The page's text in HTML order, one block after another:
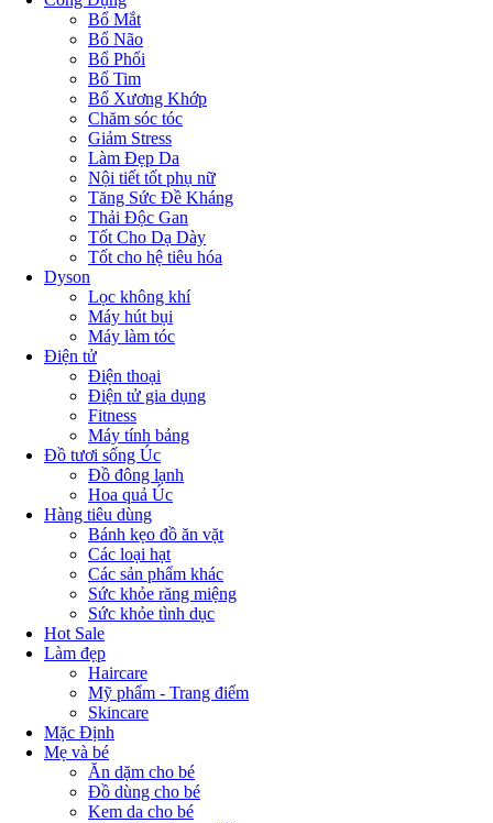
Bổ Mắt
Bổ Não
Bổ Phổi
Bổ Tim
Bổ Xương Khớp
Chăm sóc tóc
Giảm Stress
Làm Đẹp Da
Nội tiết tốt phụ nữ
Tăng Sức Đề Kháng
Thải Độc Gan
Tốt Cho Dạ Dày
Tốt cho hệ tiêu hóa
Dyson
Lọc không khí
Máy hút bụi
Máy làm tóc
Điện tử
Điện thoại
Điện tử gia dụng
Fitness
Máy tính bảng
Đồ tươi sống Úc
Đồ đông lạnh
Hoa quả Úc
Hàng tiêu dùng
Bánh kẹo đồ ăn vặt
Các loại hạt
Các sản phẩm khác
Sức khỏe răng miệng
Sức khỏe tình dục
Hot Sale
Làm đẹp
Haircare
Mỹ phẩm - Trang điểm
Skincare
Mặc Định
Mẹ và bé
Ăn dặm cho bé
Đồ dùng cho bé
Kem da cho bé